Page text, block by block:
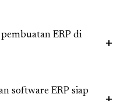
ERP di
software ERP siap